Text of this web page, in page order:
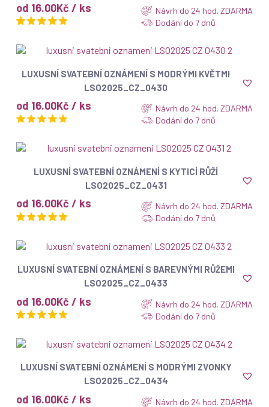
od 16.00Kč / ks
Návrh do 24 hod. ZDARMA
Dodání do 7 dnů
ZOBRAZIT
LUXUSNÍ SVATEBNÍ OZNÁMENÍ S MODRÝMI KVĚTMI
LSO2025_CZ_0430
od 16.00Kč / ks
Návrh do 24 hod. ZDARMA
Dodání do 7 dnů
ZOBRAZIT
LUXUSNÍ SVATEBNÍ OZNÁMENÍ S KYTICÍ RŮŽÍ
LSO2025_CZ_0431
od 16.00Kč / ks
Návrh do 24 hod. ZDARMA
Dodání do 7 dnů
ZOBRAZIT
LUXUSNÍ SVATEBNÍ OZNÁMENÍ S BAREVNÝMI RŮŽEMI
LSO2025_CZ_0433
od 16.00Kč / ks
Návrh do 24 hod. ZDARMA
Dodání do 7 dnů
ZOBRAZIT
LUXUSNÍ SVATEBNÍ OZNÁMENÍ S MODRÝMI ZVONKY
LSO2025_CZ_0434
od 16.00Kč / ks Návrh do 24 hod. ZDARMA